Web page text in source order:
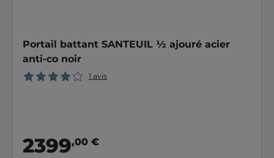
Portail battant SANTEUIL ½ ajouré acier
anti-co noir
1 avis
2399,00 €